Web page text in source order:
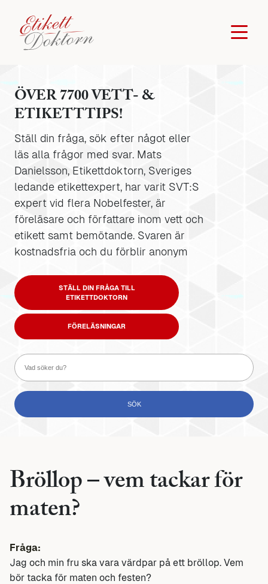
ÖVER 7700 VETT- &
ETIKETTTIPS!
Ställ din fråga, sök efter något eller
läs alla frågor med svar. Mats
Danielsson, Etikettdoktorn, Sveriges
ledande etikettexpert, har varit SVT:S
expert vid flera Nobelfester, är
föreläsare och författare inom vett och
etikett samt bemötande. Svaren är
kostnadsfria och du förblir anonym
STÄLL DIN FRÅGA TILL
ETIKETTDOKTORN
FÖRELÄSNINGAR
Bröllop – vem tackar för
maten?
Fråga:
Jag och min fru ska vara värdpar på ett bröllop. Vem
bör tacka för maten och festen?